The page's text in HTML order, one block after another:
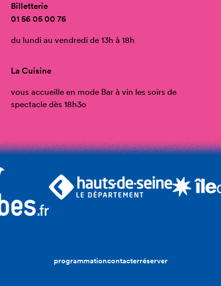
Billetterie
01 56 05 00 76
du lundi au vendredi de 13h à 18h
La Cuisine
vous accueille en mode Bar à vin les soirs de
spectacle dès 18h3o
programmationcontacterréserver